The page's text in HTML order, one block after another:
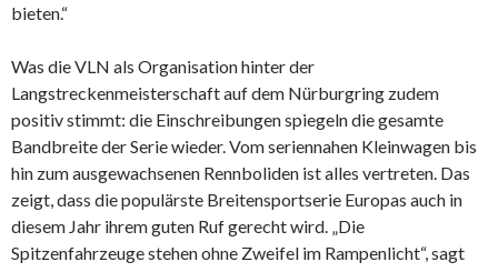
bieten.“
Was die VLN als Organisation hinter der
Langstreckenmeisterschaft auf dem Nürburgring zudem
positiv stimmt: die Einschreibungen spiegeln die gesamte
Bandbreite der Serie wieder. Vom seriennahen Kleinwagen bis
hin zum ausgewachsenen Rennboliden ist alles vertreten. Das
zeigt, dass die populärste Breitensportserie Europas auch in
diesem Jahr ihrem guten Ruf gerecht wird. „Die
Spitzenfahrzeuge stehen ohne Zweifel im Rampenlicht“, sagt